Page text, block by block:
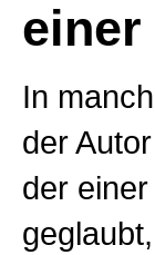
einer
In
der
der